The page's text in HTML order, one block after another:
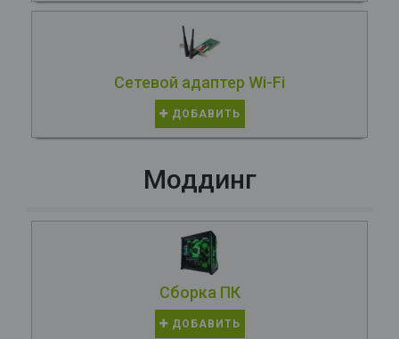
Сетевой адаптер Wi-Fi
ДОБАВИТЬ
Моддинг
Сборка ПК
ДОБАВИТЬ